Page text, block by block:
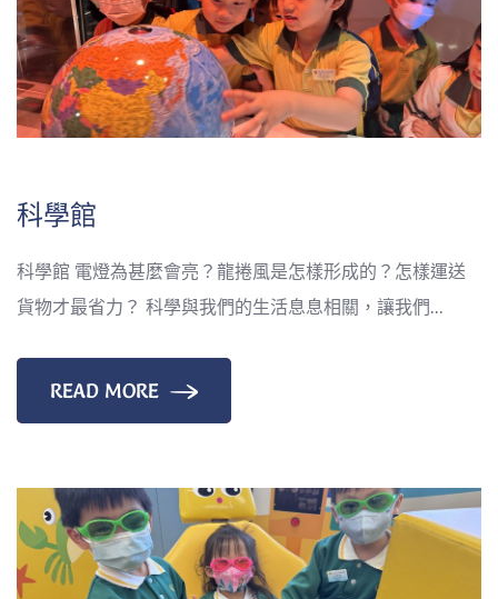
科學館
科學館 電燈為甚麼會亮？龍捲風是怎樣形成的？怎樣運送
貨物才最省力？ 科學與我們的生活息息相關，讓我們...
READ MORE